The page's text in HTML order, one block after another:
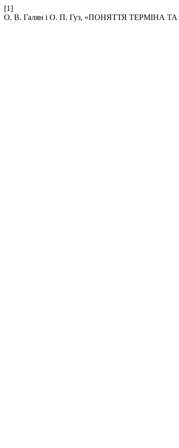
[1]
О. В. Галян і О. П. Гуз, «ПОНЯТТЯ ТЕРМІНА